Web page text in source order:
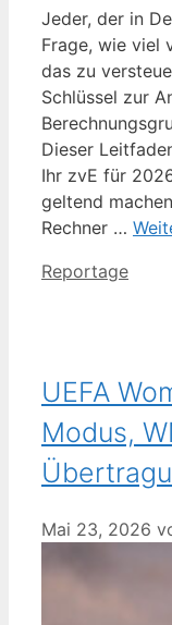
Jeder, der in
Frage, wie viel
das zu
Schlüssel zur
Dieser
Ihr zvE für
geltend
Rechner …
Kategorien
Reportage
UEFA
Modus,
Mai 23, 2026